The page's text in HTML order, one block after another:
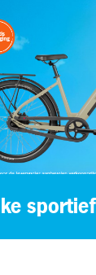
sportief